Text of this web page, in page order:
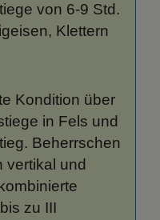
von 6-9 Std.
Klettern
Kondition über
in Fels und
Beherrschen
vertikal und
zu III